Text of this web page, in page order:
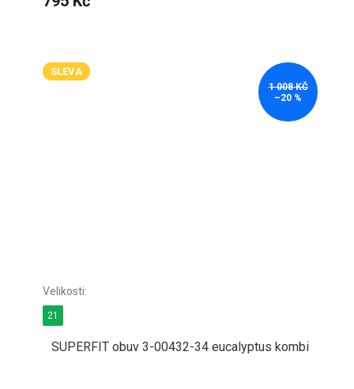
SLEVA
1 008 KČ
–20 %
SUPERFIT obuv 3-00432-34 eucalyptus kombi
21